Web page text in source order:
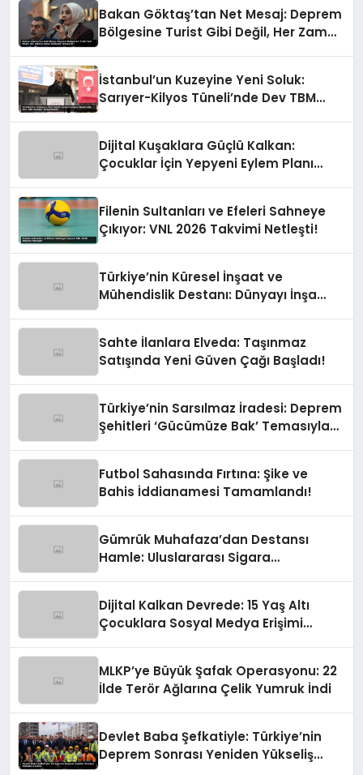
Bakan Göktaş’tan Net Mesaj: Deprem
Bölgesine Turist Gibi Değil, Her Zaman
İstanbul’un Kuzeyine Yeni Soluk:
Sarıyer-Kilyos Tüneli’nde Dev TBM
Dijital Kuşaklara Güçlü Kalkan:
Çocuklar İçin Yepyeni Eylem Planı
Filenin Sultanları ve Efeleri Sahneye
Çıkıyor: VNL 2026 Takvimi Netleşti!
Türkiye’nin Küresel İnşaat ve
Mühendislik Destanı: Dünyayı İnşa
Sahte İlanlara Elveda: Taşınmaz
Satışında Yeni Güven Çağı Başladı!
Türkiye’nin Sarsılmaz İradesi: Deprem
Şehitleri ‘Gücümüze Bak’ Temasıyla
Futbol Sahasında Fırtına: Şike ve
Bahis İddianamesi Tamamlandı!
Gümrük Muhafaza’dan Destansı
Hamle: Uluslararası Sigara
Dijital Kalkan Devrede: 15 Yaş Altı
Çocuklara Sosyal Medya Erişimi
MLKP’ye Büyük Şafak Operasyonu: 22
İlde Terör Ağlarına Çelik Yumruk İndi
Devlet Baba Şefkatiyle: Türkiye’nin
Deprem Sonrası Yeniden Yükseliş